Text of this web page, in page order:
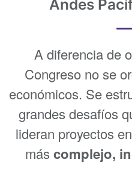
Andes
A diferencia de
Congreso no se
económicos. Se
grandes desafíos
lideran proyectos
más complejo,